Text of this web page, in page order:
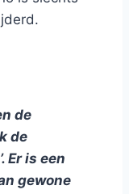
de
de
Er is een
gewone